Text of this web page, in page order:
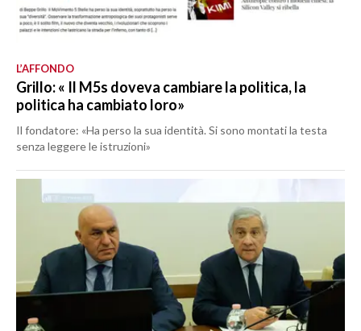
L’AFFONDO
Grillo: « Il M5s doveva cambiare la politica, la
politica ha cambiato loro»
Il fondatore: «Ha perso la sua identità. Si sono montati la testa
senza leggere le istruzioni»